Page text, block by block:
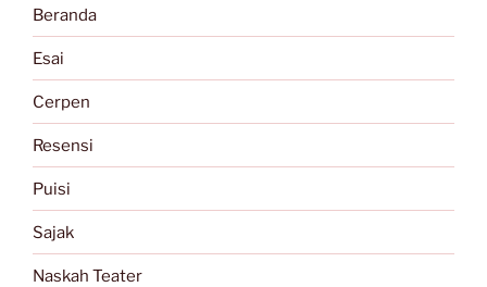
Beranda
Esai
Cerpen
Resensi
Puisi
Sajak
Naskah Teater